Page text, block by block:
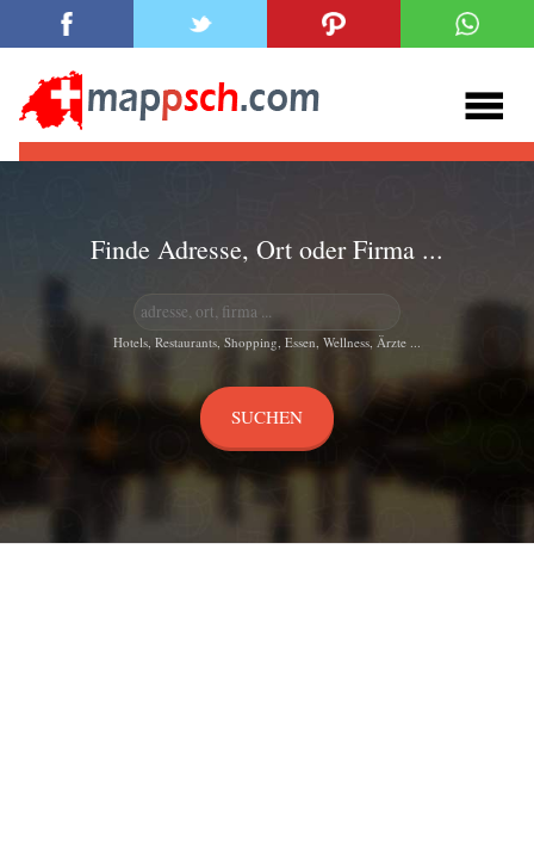
Finde Adresse, Ort oder Firma ...
Hotels, Restaurants, Shopping, Essen, Wellness, Ärzte ...